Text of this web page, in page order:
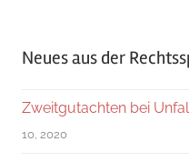
Neues aus der
Zweitgutachten bei
10, 2020